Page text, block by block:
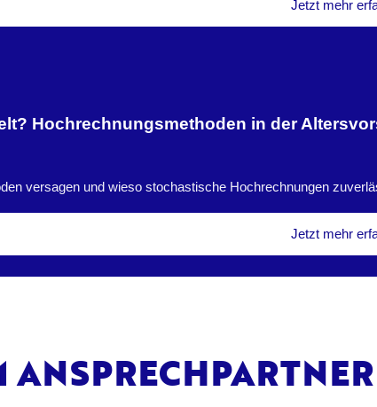
Jetzt mehr
Hochrechnungsmethoden in der
versagen und wieso stochastische Hochrechnungen
Jetzt mehr
ANSPRECHPARTNER